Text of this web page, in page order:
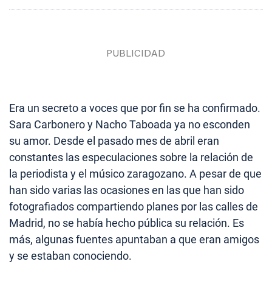
Era un secreto a voces que por fin se ha confirmado.
Sara Carbonero y Nacho Taboada ya no esconden
su amor. Desde el pasado mes de abril eran
constantes las especulaciones sobre la relación de
la periodista y el músico zaragozano. A pesar de que
han sido varias las ocasiones en las que han sido
fotografiados compartiendo planes por las calles de
Madrid, no se había hecho pública su relación. Es
más, algunas fuentes apuntaban a que eran amigos
y se estaban conociendo.